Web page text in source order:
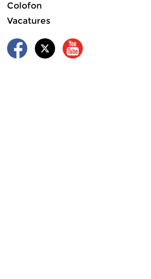
Colofon
Vacatures